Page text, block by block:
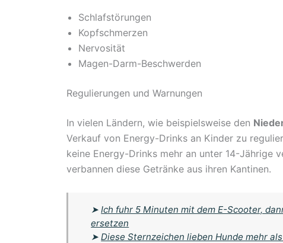
Schlafstörungen
Kopfschmerzen
Nervosität
Magen-Darm-Beschwerden
Regulierungen und Warnungen
In vielen Ländern, wie beispielsweise den
Verkauf von Energy-Drinks an Kinder zu
keine Energy-Drinks mehr an unter 14-Jährige
verbannen diese Getränke aus ihren Kantinen.
➤Ich fuhr 5 Minuten mit dem E-Scooter,
ersetzen
➤Diese Sternzeichen lieben Hunde mehr